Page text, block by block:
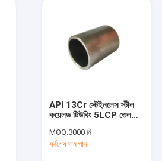
API 13Cr স্টেইনলেস স্টীল
কয়েলড টিউবিং 5LCP তেল
MOQ:3000 মি
সর্বশেষ দাম পান